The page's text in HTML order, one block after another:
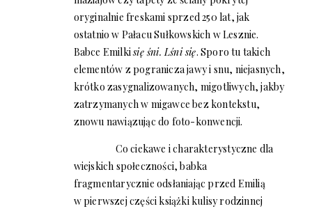
oryginalnie freskami sprzed 250 lat, jak
ostatnio w Pałacu Sułkowskich w Lesznie.
Babce Emilkisię śni. Lśni się. Sporo tu takich
elementów z pogranicza jawy i snu, niejasnych,
krótko zasygnalizowanych, migotliwych, jakby
zatrzymanych w migawce bez kontekstu,
znowu nawiązując do foto-konwencji.
Co ciekawe i charakterystyczne dla
wiejskich społeczności, babka
fragmentarycznie odsłaniając przed Emilią
w pierwszej części książki kulisy rodzinnej